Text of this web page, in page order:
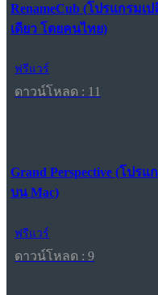
RenameCub (โปรแกรม
เดียว โดยคนไทย)
ฟรีแวร์
ดาวน์โหลด : 11
Grand Perspective (โปร
บน Mac)
ฟรีแวร์
ดาวน์โหลด : 9